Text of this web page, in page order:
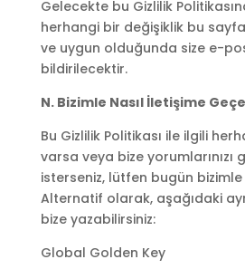
Gelecekte bu Gizlilik
herhangi bir değişiklik bu
ve uygun olduğunda size e-
bildirilecektir.
N. Bizimle Nasıl İletişime
Bu Gizlilik Politikası ile ilgili
varsa veya bize yorumlarınızı
isterseniz, lütfen bugün
Alternatif olarak, aşağıdaki
bize yazabilirsiniz:
Global Golden Key